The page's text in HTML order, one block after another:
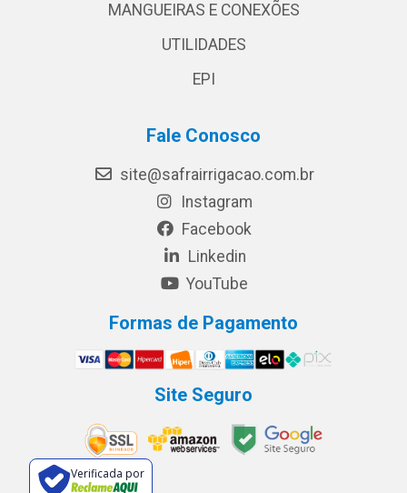
MANGUEIRAS E CONEXÕES
UTILIDADES
EPI
Fale Conosco
site@safrairrigacao.com.br
Instagram
Facebook
Linkedin
YouTube
Formas de Pagamento
Site Seguro
Verificada por